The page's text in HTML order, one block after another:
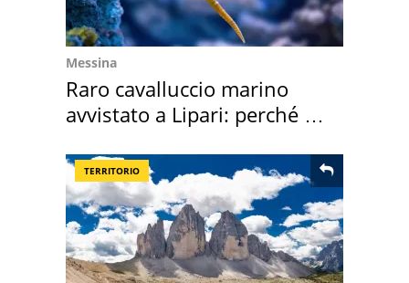
Messina
Raro cavalluccio marino
avvistato a Lipari: perché è
TERRITORIO